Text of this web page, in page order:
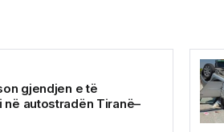
gjendjen e të
autostradën Tiranë–